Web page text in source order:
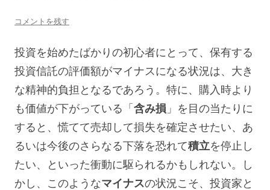
コメントを残す
投資を始めたばかりの初心者にとって、保有する
投資信託の評価額がマイナスになる状況は、大き
な精神的負担となるであろう。特に、購入時より
も価値が下がっている「 含み損 」を目の当たりに
すると、慌てて売却して損失を確定させたい、あ
るいは今後のさらなる下落を恐れて積立を停止し
たい、といった衝動に駆られるかもしれない。し
かし、このようなマイナスの状況こそ、投資家と